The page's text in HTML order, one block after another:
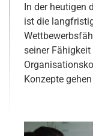
In der heutigen
ist die
seiner
Konzepte